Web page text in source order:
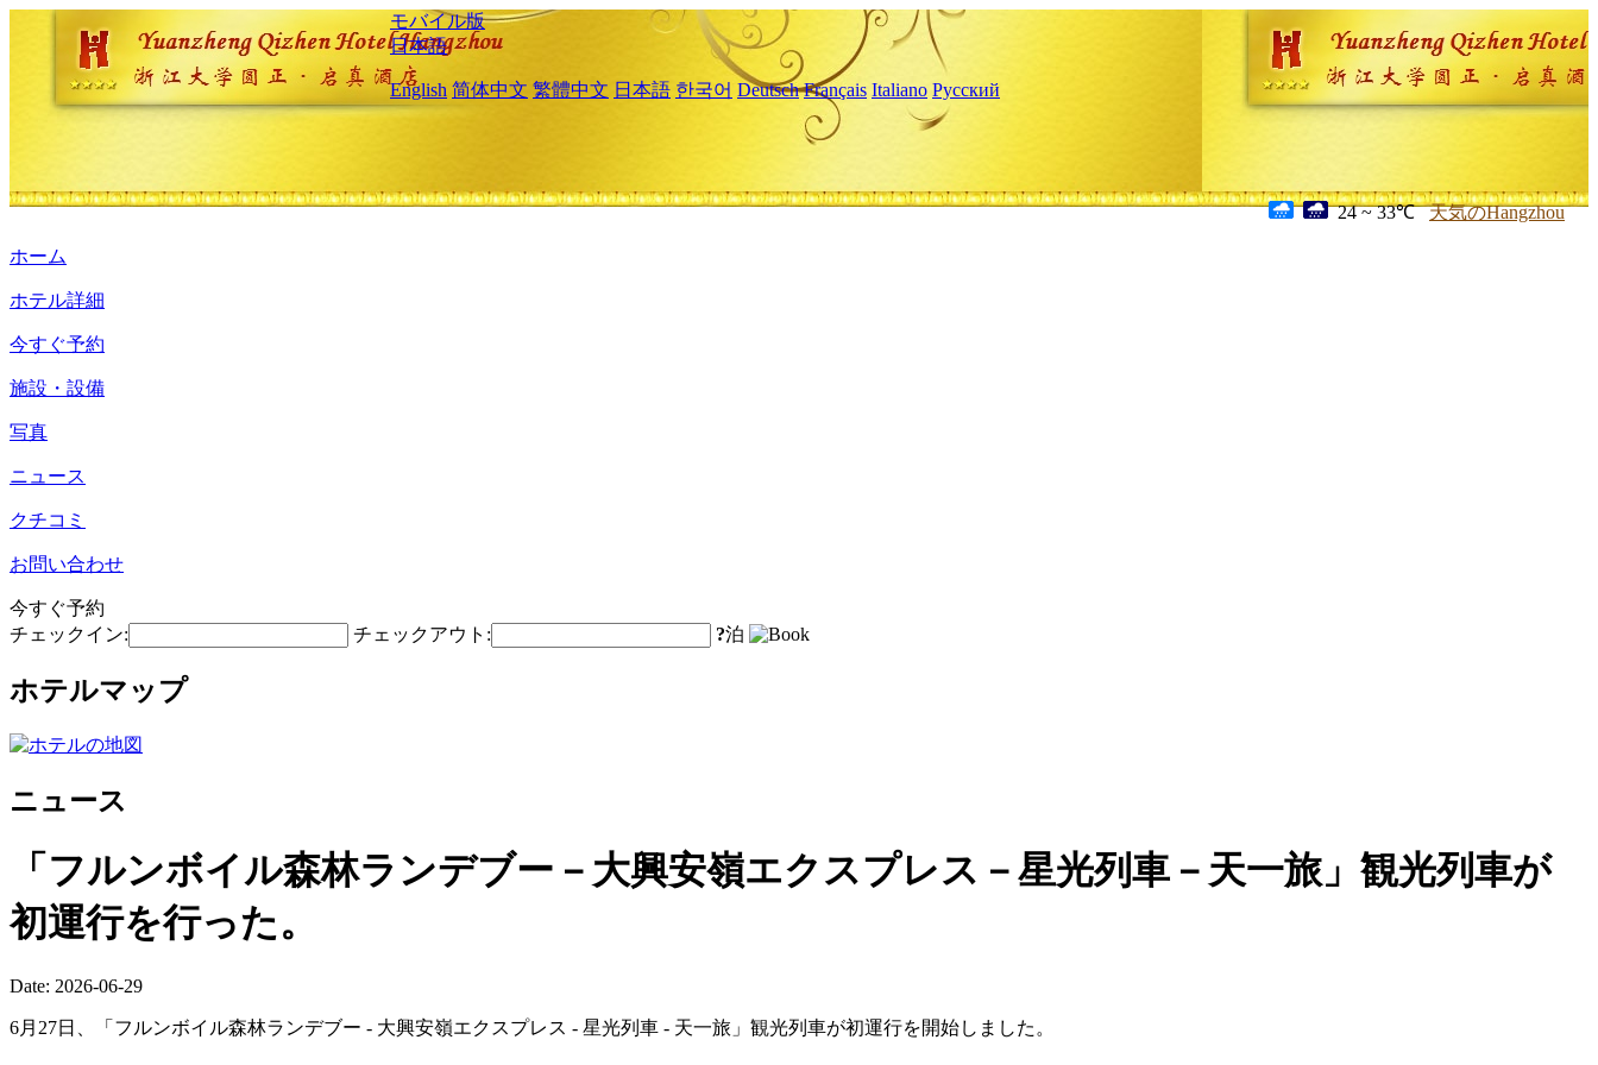
モバイル版
日本語
English 简体中文 繁體中文 日本語 한국어 Deutsch Français Italiano Русский
24 ~ 33℃ 天気のHangzhou
ホーム
ホテル詳細
今すぐ予約
施設・設備
写真
ニュース
クチコミ
お問い合わせ
今すぐ予約
チェックイン:
チェックアウト: ?泊
ホテルマップ
ニュース
「フルンボイル森林ランデブー－大興安嶺エクスプレス－星光列車－天一旅」観光列車が
初運行を行った。
Date: 2026-06-29
6月27日、「フルンボイル森林ランデブー - 大興安嶺エクスプレス - 星光列車 - 天一旅」観光列車が初運行を開始しました。